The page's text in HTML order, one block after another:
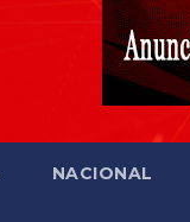
NACIONAL